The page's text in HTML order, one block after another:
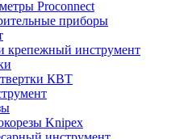
Proconnect
приборы
инструмент
КВТ
Knipex